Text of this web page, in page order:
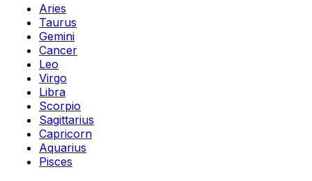
Aries
Taurus
Gemini
Cancer
Leo
Virgo
Libra
Scorpio
Sagittarius
Capricorn
Aquarius
Pisces